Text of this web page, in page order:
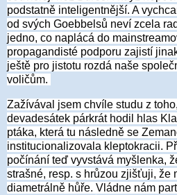
podstatně inteligentnější. A
od svých Goebbelsů neví zcela
jedno, co naplácá do
propagandisté podporu zajistí
ještě pro jistotu rozdá naše
voličům.
Zažívával jsem chvíle studu z
devadesátek párkrát hodil hlas
ptáka, která tu následně se
institucionalizovala kleptokracii.
počínání teď vyvstává myšlenka,
strašné, resp. s hrůzou zjišťuji, že
diametrálně hůře. Vládne nám